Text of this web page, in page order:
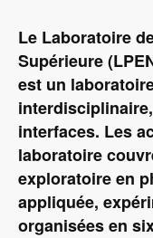
Le Laboratoire
Supérieure
est un
interfaces. Les
laboratoire
exploratoire en
appliquée,
organisées en